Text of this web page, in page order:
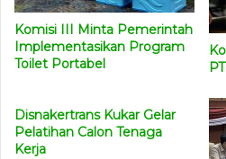
Komisi III Minta Pemerintah
Implementasikan Program
Toilet Portabel
Disnakertrans Kukar Gelar
Pelatihan Calon Tenaga
Kerja